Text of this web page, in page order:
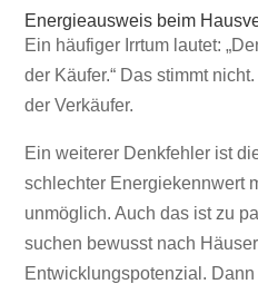
Energieausweis beim
Ein häufiger Irrtum lautet:
der Käufer.“ Das stimmt
der Verkäufer.
Ein weiterer Denkfehler ist
schlechter Energiekennwert
unmöglich. Auch das ist zu
suchen bewusst nach
Entwicklungspotenzial.